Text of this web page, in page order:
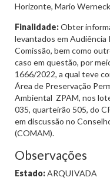
Horizonte, Mario Werneck
Finalidade:Obter
levantados em Audiência
Comissão, bem como
caso em questão, por
1666/2022, a qual teve
Área de Preservação
Ambiental  ZPAM, nos
035, quarteirão 505, do
em discussão no
(COMAM).
Observações
Estado:ARQUIVADA